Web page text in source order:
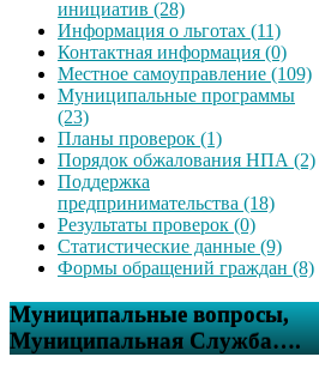
инициатив (28)
Информация о льготах (11)
Контактная информация (0)
Местное самоуправление (109)
Муниципальные программы
(23)
Планы проверок (1)
Порядок обжалования НПА (2)
Поддержка
предпринимательства (18)
Результаты проверок (0)
Статистические данные (9)
Формы обращений граждан (8)
Муниципальные вопросы,
Муниципальная Служба….